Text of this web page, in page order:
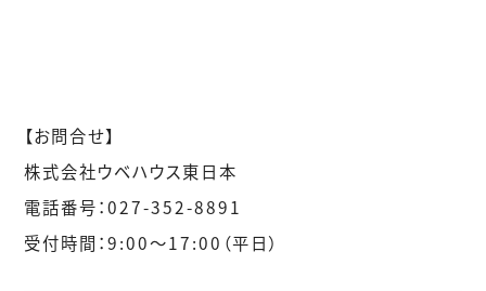
【お問合せ】
株式会社ウベハウス東日本
電話番号：027-352-8891
受付時間：9:00〜17:00（平日）